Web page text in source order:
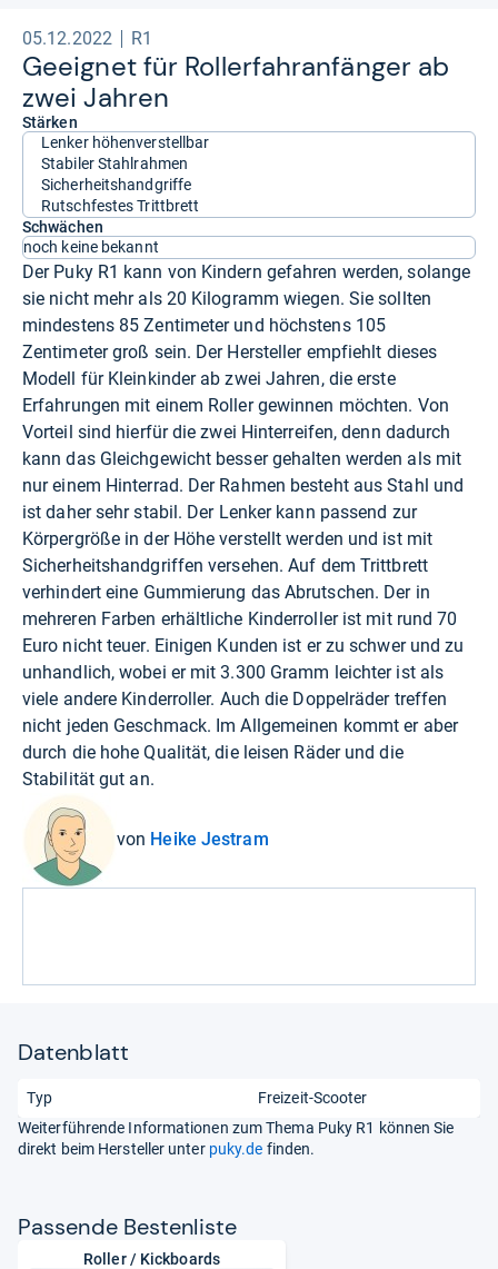
05.12.2022 R1
Geeig­net für Rol­ler­fahr­an­fän­ger ab
zwei Jah­ren
Stärken
Lenker höhenverstellbar
Stabiler Stahlrahmen
Sicherheitshandgriffe
Rutschfestes Trittbrett
Schwächen
noch keine bekannt
Der Puky R1 kann von Kindern gefahren werden, solange
sie nicht mehr als 20 Kilogramm wiegen. Sie sollten
mindestens 85 Zentimeter und höchstens 105
Zentimeter groß sein. Der Hersteller empfiehlt dieses
Modell für Kleinkinder ab zwei Jahren, die erste
Erfahrungen mit einem Roller gewinnen möchten. Von
Vorteil sind hierfür die zwei Hinterreifen, denn dadurch
kann das Gleichgewicht besser gehalten werden als mit
nur einem Hinterrad. Der Rahmen besteht aus Stahl und
ist daher sehr stabil. Der Lenker kann passend zur
Körpergröße in der Höhe verstellt werden und ist mit
Sicherheitshandgriffen versehen. Auf dem Trittbrett
verhindert eine Gummierung das Abrutschen. Der in
mehreren Farben erhältliche Kinderroller ist mit rund 70
Euro nicht teuer. Einigen Kunden ist er zu schwer und zu
unhandlich, wobei er mit 3.300 Gramm leichter ist als
viele andere Kinderroller. Auch die Doppelräder treffen
nicht jeden Geschmack. Im Allgemeinen kommt er aber
durch die hohe Qualität, die leisen Räder und die
Stabilität gut an.
von Heike Jestram
Datenblatt
Typ
Freizeit-Scooter
Weiterführende Informationen zum Thema Puky R1 können Sie
direkt beim Hersteller unter puky.de finden.
Pas­sende Bes­ten­liste
Roller / Kickboards